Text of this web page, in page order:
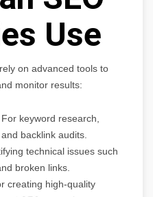
Use
on advanced tools to
monitor results:
For keyword research,
backlink audits.
technical issues such
broken links.
creating high-quality